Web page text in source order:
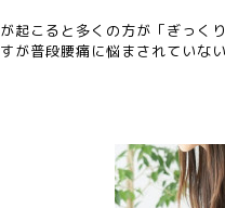
起こると多くの方が「ぎっ
が普段腰痛に悩まされてい